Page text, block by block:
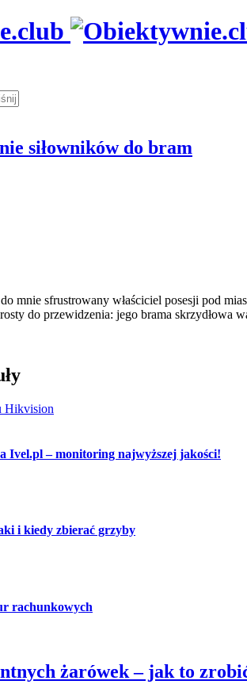
siłowników do bram
mnie sfrustrowany właściciel posesji pod
do przewidzenia: jego brama skrzydłowa
Ivel.pl – monitoring najwyższej jakości!
i kiedy zbierać grzyby
rachunkowych
żarówek – jak to